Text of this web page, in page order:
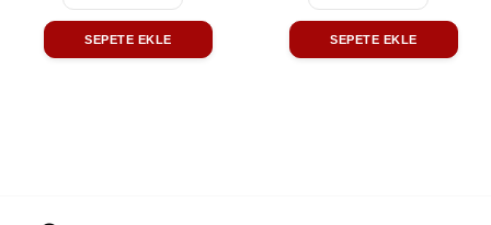
SEPETE EKLE SEPETE EKLE